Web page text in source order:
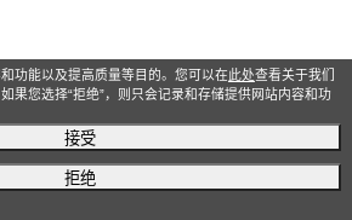
功能以及提高质量等目的。您可以在此处查看关于我们
果您选择“拒绝”，则只会记录和存储提供网站内容和功
接受
拒绝